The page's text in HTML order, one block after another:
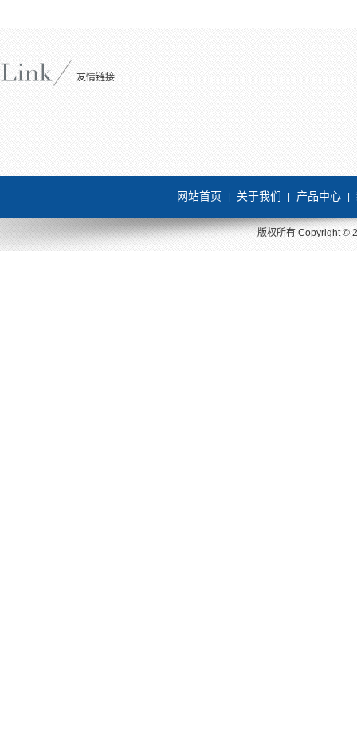
友情链接
网站首页 关于我们 产品中心
版权所有 Copyright ©